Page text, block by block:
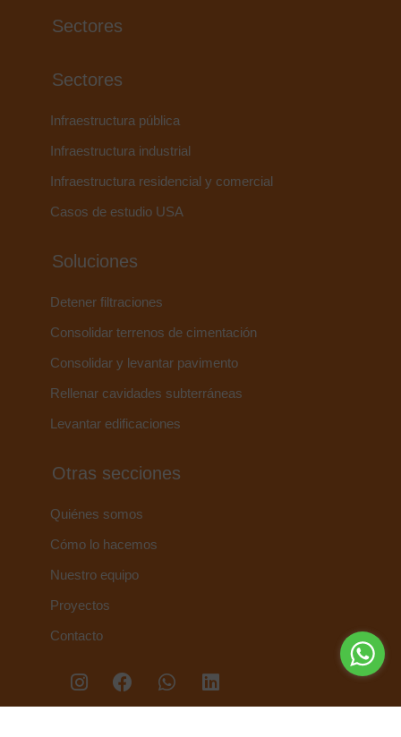
Sectores
Sectores
Infraestructura pública
Infraestructura industrial
Infraestructura residencial y comercial
Casos de estudio USA
Soluciones
Detener filtraciones
Consolidar terrenos de cimentación
Consolidar y levantar pavimento
Rellenar cavidades subterráneas
Levantar edificaciones
Otras secciones
Quiénes somos
Cómo lo hacemos
Nuestro equipo
Proyectos
Contacto